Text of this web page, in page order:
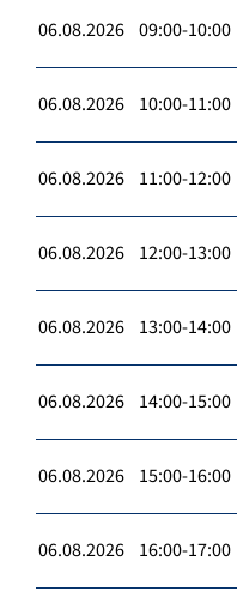
06.08.2026 09:00-10:00
06.08.2026 10:00-11:00
06.08.2026 11:00-12:00
06.08.2026 12:00-13:00
06.08.2026 13:00-14:00
06.08.2026 14:00-15:00
06.08.2026 15:00-16:00
06.08.2026 16:00-17:00